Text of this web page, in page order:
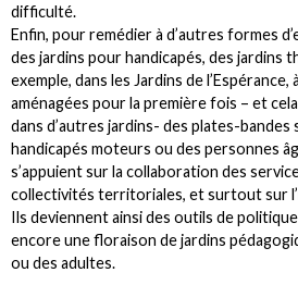
difficulté.
Enfin, pour remédier à d’autres formes
des jardins pour handicapés, des jardins
exemple, dans les Jardins de
aménagées pour la première fois – et
dans d’autres jardins- des plates-bandes
handicapés moteurs ou des personnes
s’appuient sur la collaboration des
collectivités territoriales, et surtout sur
Ils deviennent ainsi des outils de politique
encore une floraison de jardins
ou des adultes.